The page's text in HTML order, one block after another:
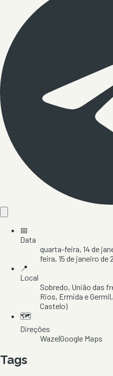
📅
Data
quarta-feira, 14 de
feira, 15 de janeiro de
📍
Local
Sobredo, União das
Rios, Ermida e Germil
Castelo)
🗺️
Direções
Waze|Google Maps
Tags